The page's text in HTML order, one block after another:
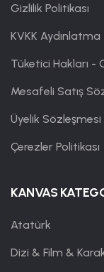
Gizlilik Politikası
KVKK
Tüketici Hakları -
Mesafeli Satış
Üyelik Sözleşmesi
Çerezler Politikası
KANVAS
Atatürk
Dizi & Film &